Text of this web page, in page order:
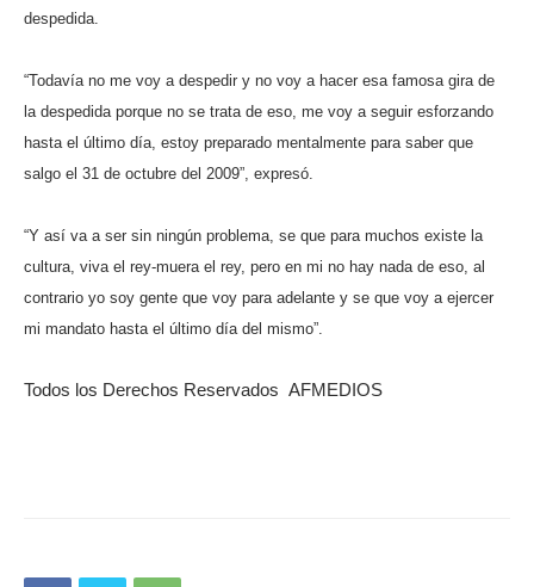
despedida.
“Todavía no me voy a despedir y no voy a hacer esa famosa gira de
la despedida porque no se trata de eso, me voy a seguir esforzando
hasta el último día, estoy preparado mentalmente para saber que
salgo el 31 de octubre del 2009”, expresó.
“Y así va a ser sin ningún problema, se que para muchos existe la
cultura, viva el rey-muera el rey, pero en mi no hay nada de eso, al
contrario yo soy gente que voy para adelante y se que voy a ejercer
mi mandato hasta el último día del mismo”.
Todos los Derechos Reservados AFMEDIOS